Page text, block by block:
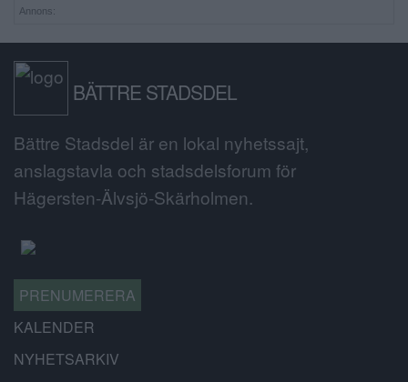
Annons:
BÄTTRE STADSDEL
Bättre Stadsdel är en lokal nyhetssajt,
anslagstavla och stadsdelsforum för
Hägersten-Älvsjö-Skärholmen.
PRENUMERERA
KALENDER
NYHETSARKIV